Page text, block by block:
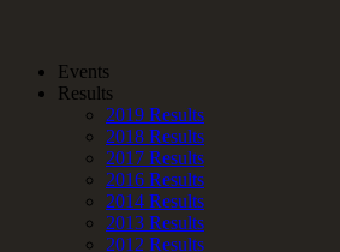
Events
Results
2019 Results
2018 Results
2017 Results
2016 Results
2014 Results
2013 Results
2012 Results